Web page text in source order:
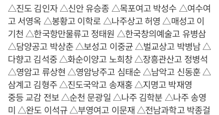
△진도 김인자 △신안 유승종 △목포여고 박성수 △여수여
고 서영옥 △봉황고 이학로 △나주상고 허영 △매성고 이
기천 △한국항만물류고 정태원 △한국창의예술고 유병삼
△담양공고 박상춘 △보성고 이중균 △벌교상고 박병남 △
다향고 김석중 △화순이양고 노희창 △장흥관산고 정병석
△영암고 류상현 △영암낭주고 심태순 △남악고 신동훈 △
삼계고 김형주 △진도국악고 송재홍 △지명고 박재영
중등 교감 전보 △순천 문광일 △나주 김학분 △나주 송영
미 △완도 이석규 △부영여고 이문재 △전남과학고 박종걸